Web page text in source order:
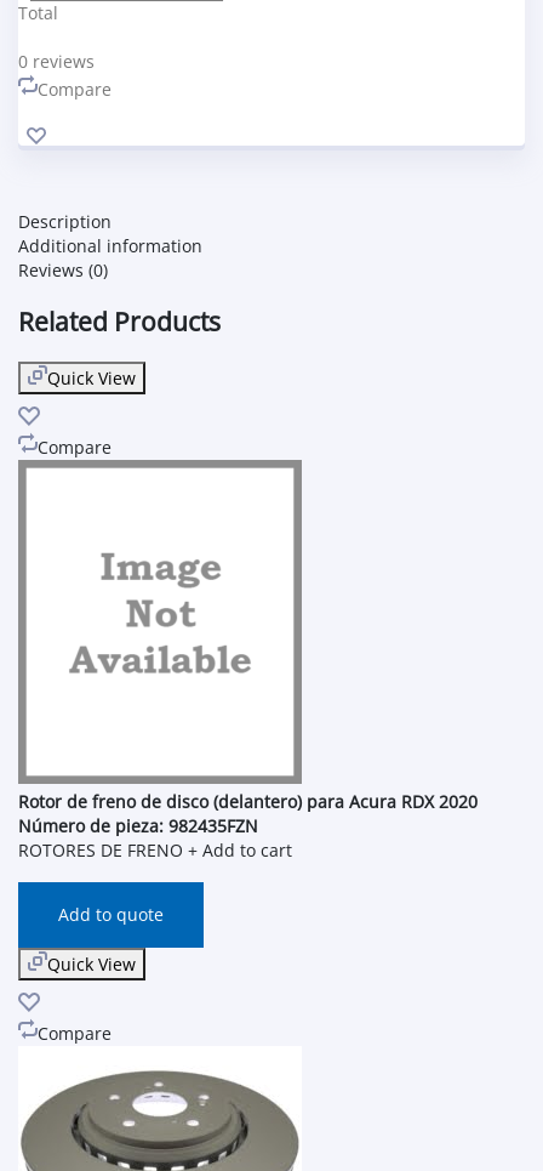
Total
0 reviews
Compare
Description
Additional information
Reviews (0)
Related Products
Quick View
Compare
Rotor de freno de disco (delantero) para Acura RDX 2020
Número de pieza: 982435FZN
ROTORES DE FRENO + Add to cart
Add to quote
Quick View
Compare